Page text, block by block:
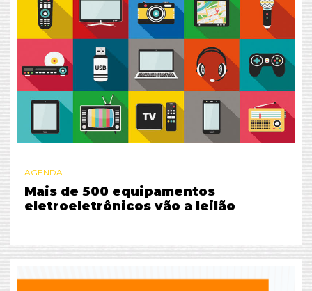
AGENDA
Mais de 500 equipamentos
eletroeletrônicos vão a leilão